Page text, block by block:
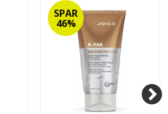
SPAR
46%